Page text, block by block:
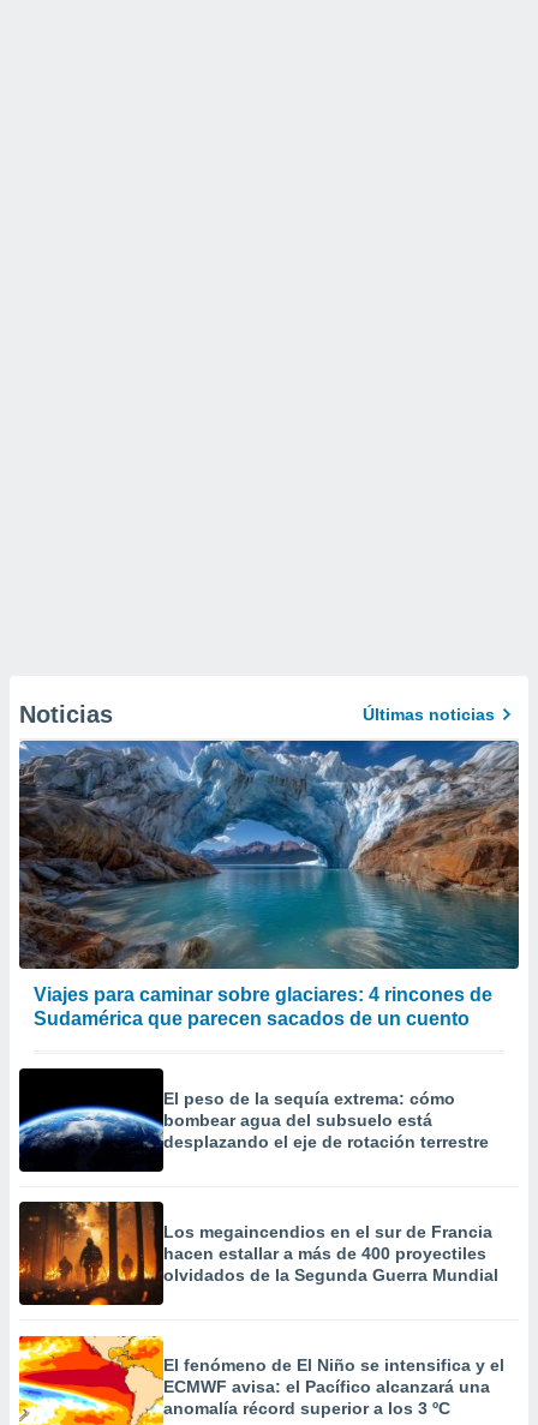
Noticias Últimas noticias
Viajes para caminar sobre glaciares: 4 rincones de
Sudamérica que parecen sacados de un cuento
El peso de la sequía extrema: cómo
bombear agua del subsuelo está
desplazando el eje de rotación terrestre
Los megaincendios en el sur de Francia
hacen estallar a más de 400 proyectiles
olvidados de la Segunda Guerra Mundial
El fenómeno de El Niño se intensifica y el
ECMWF avisa: el Pacífico alcanzará una
anomalía récord superior a los 3 ºC